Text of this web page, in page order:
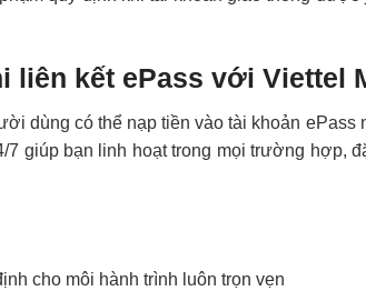
liên kết ePass với Viettel
dùng có thể nạp tiền vào tài khoản ePass
giúp bạn linh hoạt trong mọi trường hợp,
cho môi hành trình luôn trọn vẹn